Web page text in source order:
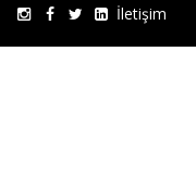
İletişim